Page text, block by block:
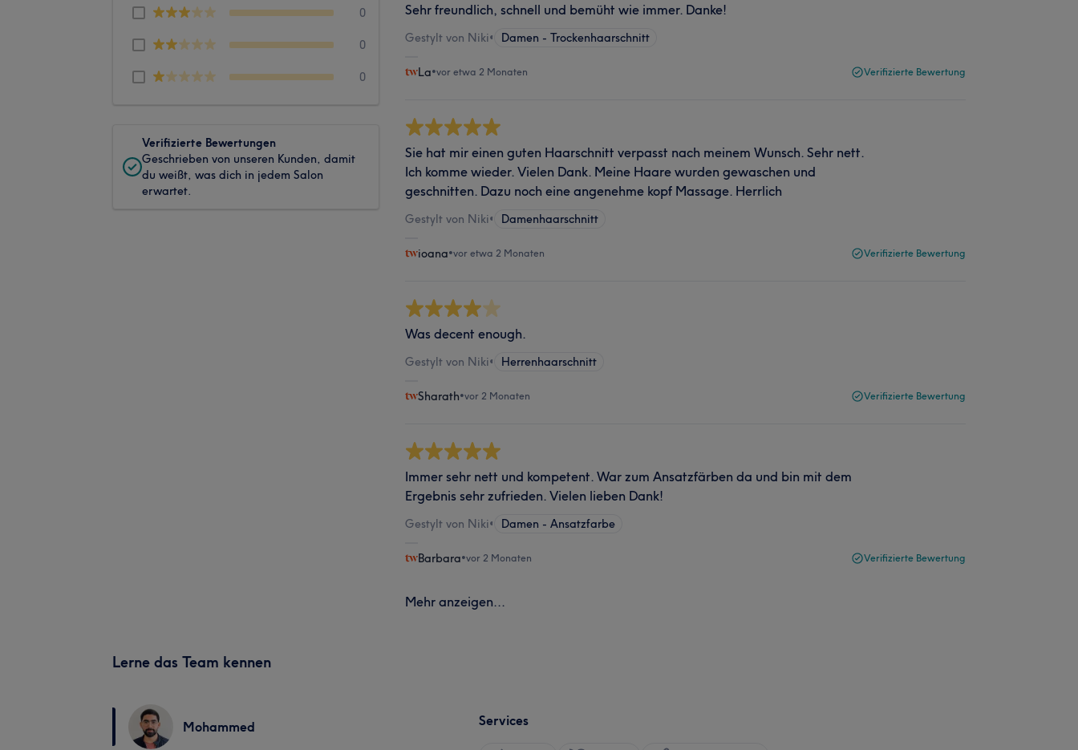
0
0
0
Verifizierte Bewertungen
Geschrieben von unseren Kunden, damit
du weißt, was dich in jedem Salon
erwartet.
Sehr freundlich, schnell und bemüht wie immer. Danke!
Gestylt von Niki• Damen - Trockenhaarschnitt
La•vor etwa 2 Monaten Verifizierte Bewertung
Sie hat mir einen guten Haarschnitt verpasst nach meinem Wunsch. Sehr nett.
Ich komme wieder. Vielen Dank. Meine Haare wurden gewaschen und
geschnitten. Dazu noch eine angenehme kopf Massage. Herrlich
Gestylt von Niki• Damenhaarschnitt
ioana•vor etwa 2 Monaten Verifizierte Bewertung
Was decent enough.
Gestylt von Niki• Herrenhaarschnitt
Sharath•vor 2 Monaten Verifizierte Bewertung
Immer sehr nett und kompetent. War zum Ansatzfärben da und bin mit dem
Ergebnis sehr zufrieden. Vielen lieben Dank!
Gestylt von Niki• Damen - Ansatzfarbe
Barbara•vor 2 Monaten Verifizierte Bewertung
Mehr anzeigen...
Lerne das Team kennen
Mohammed Services